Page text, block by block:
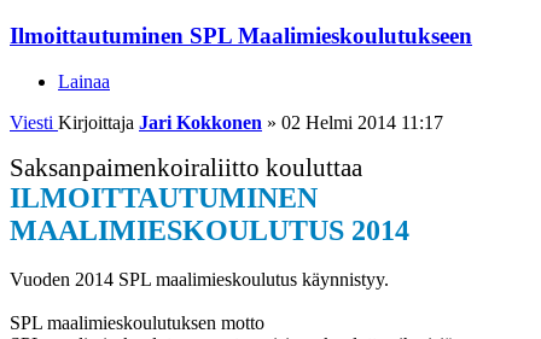
Ilmoittautuminen SPL Maalimieskoulutukseen
Lainaa
Viesti Kirjoittaja Jari Kokkonen » 02 Helmi 2014 11:17
Saksanpaimenkoiraliitto kouluttaa
ILMOITTAUTUMINEN
MAALIMIESKOULUTUS 2014
Vuoden 2014 SPL maalimieskoulutus käynnistyy.
SPL maalimieskoulutuksen motto